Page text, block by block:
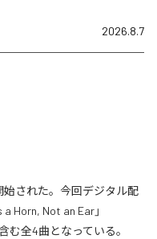
2026.8.7
始された。今回デジタル配
Horn, Not an Ear」
む全4曲となっている。